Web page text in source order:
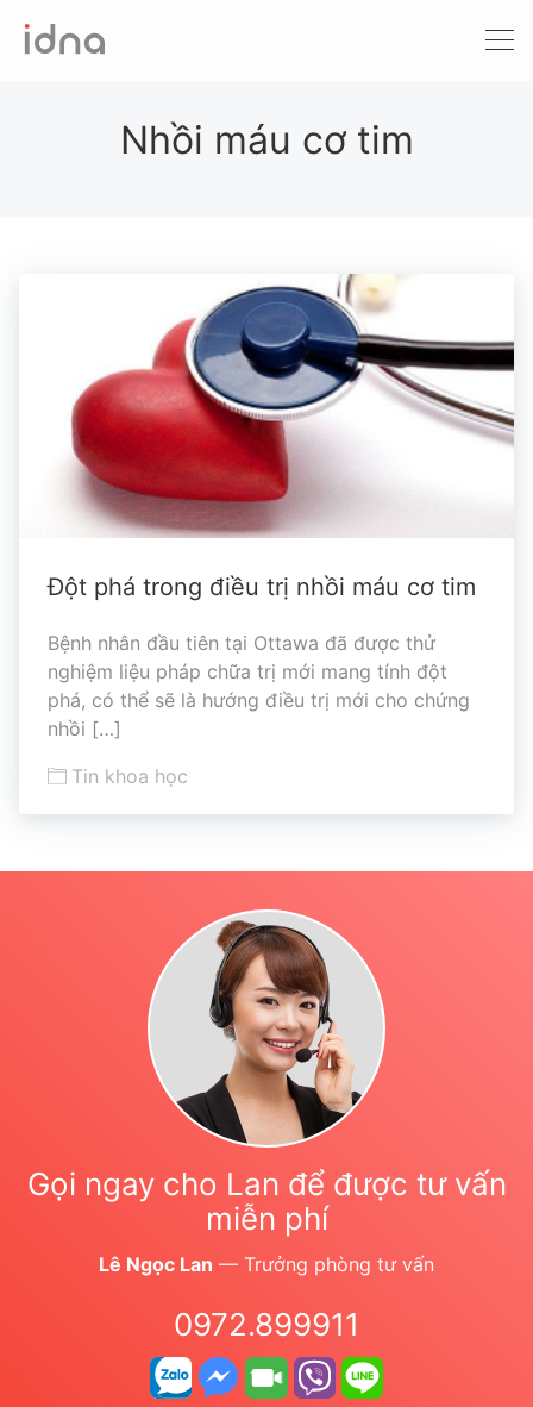
Xét nghiệm ADN
Sàng lọc trước sinh
Bệnh tan máu Thalassemia
Xét nghiệm động vật
Nhồi máu cơ tim
Đột phá trong điều trị nhồi máu cơ tim
Bệnh nhân đầu tiên tại Ottawa đã được thử
nghiệm liệu pháp chữa trị mới mang tính đột
phá, có thể sẽ là hướng điều trị mới cho chứng
nhồi […]
Tin khoa học
Gọi ngay cho Lan để được tư vấn
miễn phí
Lê Ngọc Lan — Trưởng phòng tư vấn
0972.899911